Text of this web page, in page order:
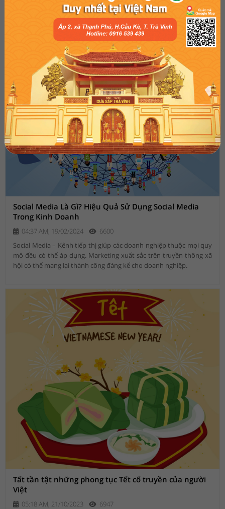
Social Media Là Gì? Hiệu Quả Sử Dụng Social Media
Trong Kinh Doanh
04:37 AM, 19/02/2024
6600
Social Media – Kênh tiếp thị giúp các doanh nghiệp thuộc mọi quy
mô đều có thể áp dụng. Marketing xuất sắc trên truyền thông xã
hội có thể mang lại thành công đáng kể cho doanh nghiệp.
Tất tần tật những phong tục Tết cổ truyền của người
Việt
05:18 AM, 21/10/2023
6947